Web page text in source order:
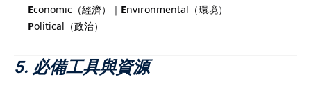
Economic（經濟）｜ Environmental（環境）
Political（政治）
5. 必備工具與資源